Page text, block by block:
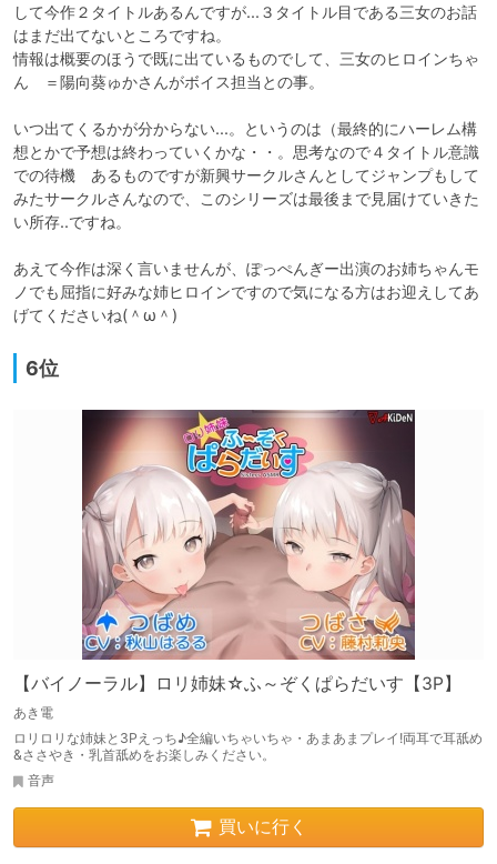
して今作２タイトルあるんですが...３タイトル目である三女のお話
はまだ出てないところですね。
情報は概要のほうで既に出ているものでして、三女のヒロインちゃ
ん　＝陽向葵ゅかさんがボイス担当との事。
いつ出てくるかが分からない...。というのは（最終的にハーレム構
想とかで予想は終わっていくかな・・。思考なので４タイトル意識
での待機　あるものですが新興サークルさんとしてジャンプもして
みたサークルさんなので、このシリーズは最後まで見届けていきた
い所存..ですね。
あえて今作は深く言いませんが、ぽっぺんぎー出演のお姉ちゃんモ
ノでも屈指に好みな姉ヒロインですので気になる方はお迎えしてあ
げてくださいね(＾ω＾)
6位
【バイノーラル】ロリ姉妹☆ふ～ぞくぱらだいす【3P】
あき電
ロリロリな姉妹と3Pえっち♪全編いちゃいちゃ・あまあまプレイ!両耳で耳舐め
&ささやき・乳首舐めをお楽しみください。
音声
買いに行く